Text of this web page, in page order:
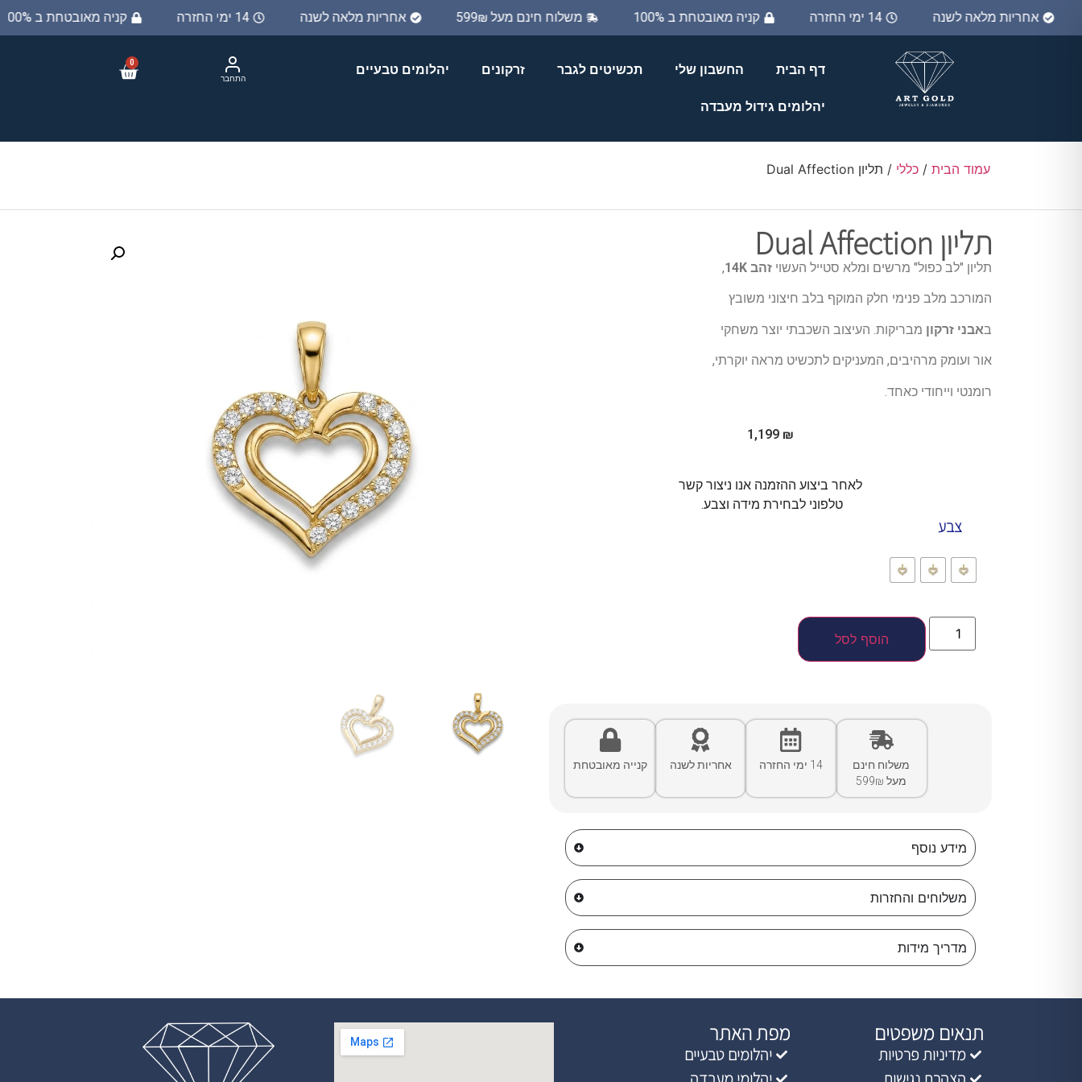
קניה מאובטחת ב 100% 14 ימי החזרה אחריות מלאה לשנה משלוח חינם מעל 599₪ קניה מאובטחת ב 100% 14 ימי החזרה אחריות מלאה לשנה
0
התחבר
דף הבית החשבון שלי תכשיטים לגבר זרקונים יהלומים טבעיים
יהלומים גידול מעבדה
עמוד הבית / כללי / תליון Dual Affection
תליון Dual Affection
תליון "לב כפול" מרשים ומלא סטייל העשוי זהב 14K ,
המורכב מלב פנימי חלק המוקף בלב חיצוני משובץ
באבני זרקון מבריקות. העיצוב השכבתי יוצר משחקי
אור ועומק מרהיבים, המעניקים לתכשיט מראה יוקרתי,
רומנטי וייחודי כאחד.
1,199 ₪
לאחר ביצוע ההזמנה אנו ניצור קשר
טלפוני לבחירת מידה וצבע.
צבע
הוסף לסל
קנייה מאובטחת אחריות לשנה 14 ימי החזרה
משלוח חינם
מעל 599₪
מידע נוסף
משלוחים והחזרות
מדריך מידות
מפת האתר
יהלומים טבעיים
תנאים משפטים
מדיניות פרטיות